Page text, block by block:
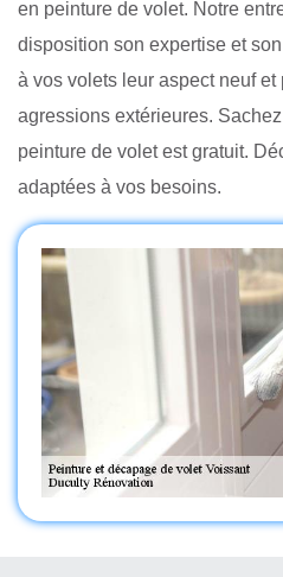
en peinture de volet. Notre
disposition son expertise et
à vos volets leur aspect neuf
agressions extérieures.
peinture de volet est gratuit.
adaptées à vos besoins.